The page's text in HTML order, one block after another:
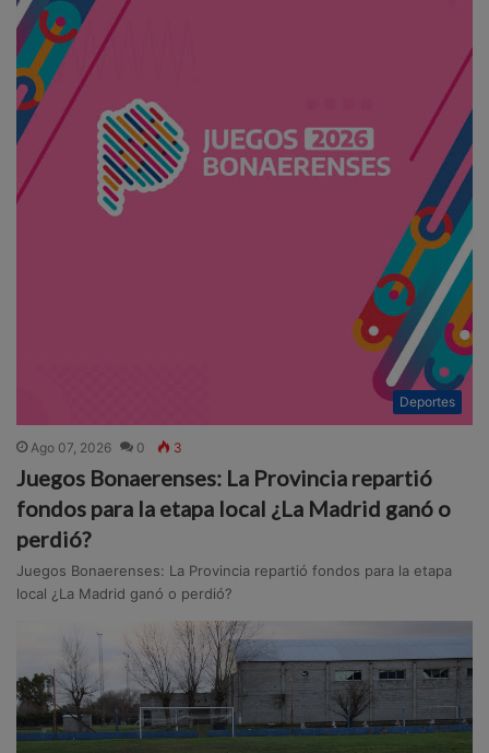
Deportes
Ago 07, 2026 0 3
Juegos Bonaerenses: La Provincia repartió
fondos para la etapa local ¿La Madrid ganó o
perdió?
Juegos Bonaerenses: La Provincia repartió fondos para la etapa
local ¿La Madrid ganó o perdió?